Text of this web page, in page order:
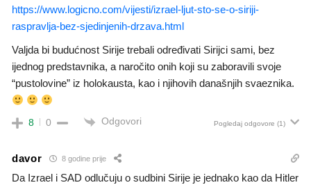
https://www.logicno.com/vijesti/izrael-ljut-sto-se-o-siriji-
raspravlja-bez-sjedinjenih-drzava.html
Valjda bi budućnost Sirije trebali određivati Sirijci sami, bez
ijednog predstavnika, a naročito onih koji su zaboravili svoje
“pustolovine” iz holokausta, kao i njihovih današnjih svaeznika.
8 0 Odgovori Pogledaj odgovore (1)
davor 8 godine prije
Da Izrael i SAD odlučuju o sudbini Sirije je jednako kao da Hitler